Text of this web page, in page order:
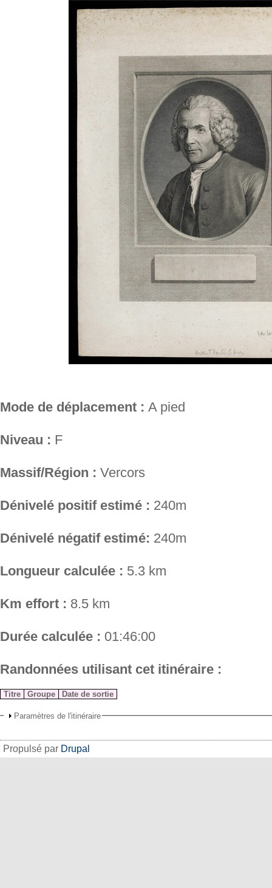
Mode de déplacement : A pied
Niveau : F
Massif/Région : Vercors
Dénivelé positif estimé : 240m
Dénivelé négatif estimé: 240m
Longueur calculée : 5.3 km
Km effort : 8.5 km
Durée calculée : 01:46:00
Randonnées utilisant cet itinéraire :
Titre Groupe Date de sortie
Paramètres de l'itinéraire
Propulsé par Drupal